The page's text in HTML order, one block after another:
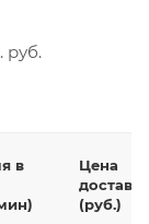
руб.
в
Цена
(руб.)